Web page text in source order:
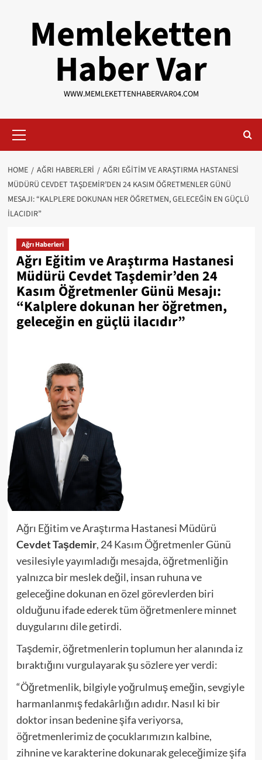
Memleketten
Haber Var
WWW.MEMLEKETTENHABERVAR04.COM
Menu
HOME AĞRI HABERLERI
AĞRI EĞITIM VE ARAŞTIRMA HASTANESI
MÜDÜRÜ CEVDET TAŞDEMIR’DEN 24 KASIM ÖĞRETMENLER GÜNÜ
MESAJI: “KALPLERE DOKUNAN HER ÖĞRETMEN, GELECEĞIN EN GÜÇLÜ
ILACIDIR”
Ağrı Haberleri
Ağrı Eğitim ve Araştırma Hastanesi
Müdürü Cevdet Taşdemir’den 24
Kasım Öğretmenler Günü Mesajı:
“Kalplere dokunan her öğretmen,
geleceğin en güçlü ilacıdır”
Ağrı Eğitim ve Araştırma Hastanesi Müdürü
Cevdet Taşdemir, 24 Kasım Öğretmenler Günü
vesilesiyle yayımladığı mesajda, öğretmenliğin
yalnızca bir meslek değil, insan ruhuna ve
geleceğine dokunan en özel görevlerden biri
olduğunu ifade ederek tüm öğretmenlere minnet
duygularını dile getirdi.
Taşdemir, öğretmenlerin toplumun her alanında iz
bıraktığını vurgulayarak şu sözlere yer verdi:
“Öğretmenlik, bilgiyle yoğrulmuş emeğin, sevgiyle
harmanlanmış fedakârlığın adıdır. Nasıl ki bir
doktor insan bedenine şifa veriyorsa,
öğretmenlerimiz de çocuklarımızın kalbine,
zihnine ve karakterine dokunarak geleceğimize şifa